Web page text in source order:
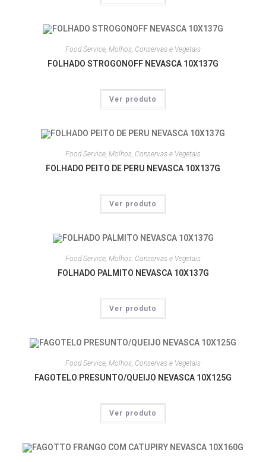
Food Service, Molhos, Conservas e Vegetais
FOLHADO STROGONOFF NEVASCA 10X137G
Ver produto
Food Service, Molhos, Conservas e Vegetais
FOLHADO PEITO DE PERU NEVASCA 10X137G
Ver produto
Food Service, Molhos, Conservas e Vegetais
FOLHADO PALMITO NEVASCA 10X137G
Ver produto
Food Service, Molhos, Conservas e Vegetais
FAGOTELO PRESUNTO/QUEIJO NEVASCA 10X125G
Ver produto